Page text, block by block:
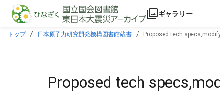
本文に飛ぶ
ギャラリー
トップ 日本原子力研究開発機構図書館蔵書 Proposed tech
Proposed tech